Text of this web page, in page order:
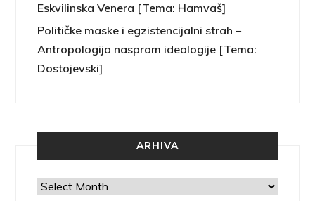
Eskvilinska Venera [Tema: Hamvaš]
Političke maske i egzistencijalni strah –
Antropologija naspram ideologije [Tema:
Dostojevski]
ARHIVA
Arhiva